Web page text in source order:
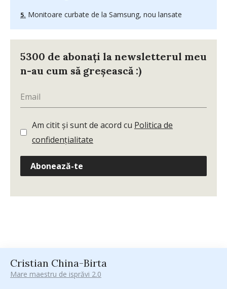
Monitoare curbate de la Samsung, nou lansate
5300 de abonați la newsletterul meu
n-au cum să greșească :)
Am citit și sunt de acord cu Politica de
confidențialitate
Abonează-te
Cristian China-Birta
Mare maestru de isprăvi 2.0